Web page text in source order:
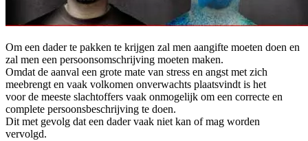
Om een dader te pakken te krijgen zal men aangifte moeten doen en
zal men een persoonsomschrijving moeten maken.
Omdat de aanval een grote mate van stress en angst met zich
meebrengt en vaak volkomen onverwachts plaatsvindt is het
voor de meeste slachtoffers vaak onmogelijk om een correcte en
complete persoonsbeschrijving te doen.
Dit met gevolg dat een dader vaak niet kan of mag worden
vervolgd.